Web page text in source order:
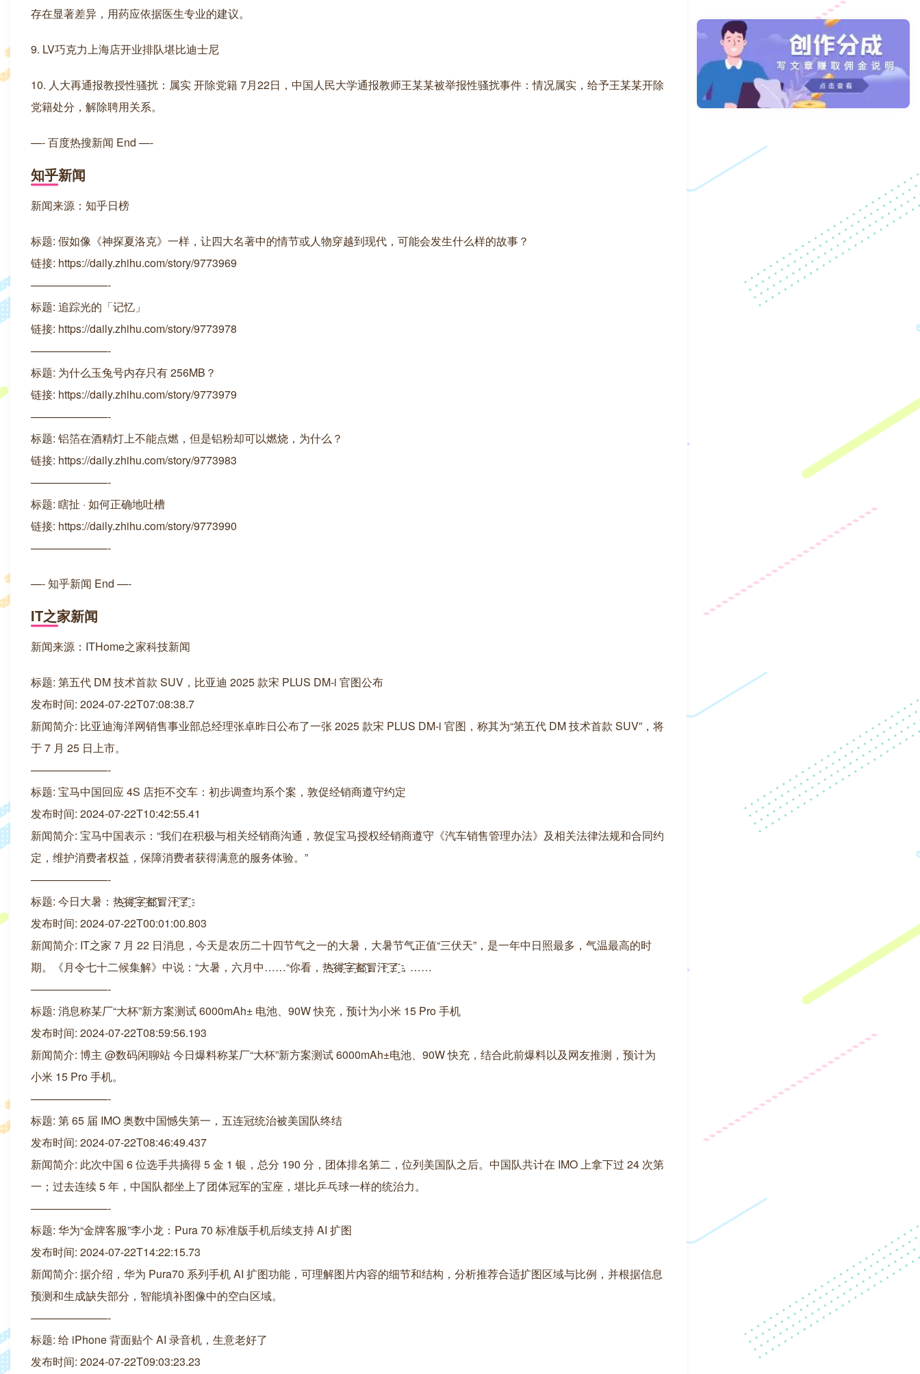
存在显著差异，用药应依据医生专业的建议。
9. LV巧克力上海店开业排队堪比迪士尼
10. 人大再通报教授性骚扰：属实 开除党籍 7月22日，中国人民大学通报教师王某某被举报性骚扰事件：情况属实，给予王某某开除
党籍处分，解除聘用关系。
—- 百度热搜新闻 End —-
知乎新闻
新闻来源：知乎日榜
标题: 假如像《神探夏洛克》一样，让四大名著中的情节或人物穿越到现代，可能会发生什么样的故事？
链接: https://daily.zhihu.com/story/9773969
———————-
标题: 追踪光的「记忆」
链接: https://daily.zhihu.com/story/9773978
———————-
标题: 为什么玉兔号内存只有 256MB？
链接: https://daily.zhihu.com/story/9773979
———————-
标题: 铝箔在酒精灯上不能点燃，但是铝粉却可以燃烧，为什么？
链接: https://daily.zhihu.com/story/9773983
———————-
标题: 瞎扯 · 如何正确地吐槽
链接: https://daily.zhihu.com/story/9773990
———————-
—- 知乎新闻 End —-
IT之家新闻
新闻来源：ITHome之家科技新闻
标题: 第五代 DM 技术首款 SUV，比亚迪 2025 款宋 PLUS DM-i 官图公布
发布时间: 2024-07-22T07:08:38.7
新闻简介: 比亚迪海洋网销售事业部总经理张卓昨日公布了一张 2025 款宋 PLUS DM-i 官图，称其为“第五代 DM 技术首款 SUV”，将
于 7 月 25 日上市。
———————-
标题: 宝马中国回应 4S 店拒不交车：初步调查均系个案，敦促经销商遵守约定
发布时间: 2024-07-22T10:42:55.41
新闻简介: 宝马中国表示：“我们在积极与相关经销商沟通，敦促宝马授权经销商遵守《汽车销售管理办法》及相关法律法规和合同约
定，维护消费者权益，保障消费者获得满意的服务体验。”
———————-
标题: 今日大暑：热҈得҈字҈都҈冒汗҈了҈
发布时间: 2024-07-22T00:01:00.803
新闻简介: IT之家 7 月 22 日消息，今天是农历二十四节气之一的大暑，大暑节气正值“三伏天”，是一年中日照最多，气温最高的时
期。《月令七十二候集解》中说：“大暑，六月中……“你看，热҈得҈字҈都҈冒汗҈了҈，……
———————-
标题: 消息称某厂“大杯”新方案测试 6000mAh± 电池、90W 快充，预计为小米 15 Pro 手机
发布时间: 2024-07-22T08:59:56.193
新闻简介: 博主 @数码闲聊站 今日爆料称某厂“大杯”新方案测试 6000mAh±电池、90W 快充，结合此前爆料以及网友推测，预计为
小米 15 Pro 手机。
———————-
标题: 第 65 届 IMO 奥数中国憾失第一，五连冠统治被美国队终结
发布时间: 2024-07-22T08:46:49.437
新闻简介: 此次中国 6 位选手共摘得 5 金 1 银，总分 190 分，团体排名第二，位列美国队之后。中国队共计在 IMO 上拿下过 24 次第
一；过去连续 5 年，中国队都坐上了团体冠军的宝座，堪比乒乓球一样的统治力。
———————-
标题: 华为“金牌客服”李小龙：Pura 70 标准版手机后续支持 AI 扩图
发布时间: 2024-07-22T14:22:15.73
新闻简介: 据介绍，华为 Pura70 系列手机 AI 扩图功能，可理解图片内容的细节和结构，分析推荐合适扩图区域与比例，并根据信息
预测和生成缺失部分，智能填补图像中的空白区域。
———————-
标题: 给 iPhone 背面贴个 AI 录音机，生意老好了
发布时间: 2024-07-22T09:03:23.23